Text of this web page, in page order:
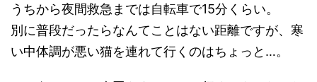
うちから夜間救急までは自転車で15分くらい。
別に普段だったらなんてことはない距離ですが、寒
い中体調が悪い猫を連れて行くのはちょっと…。